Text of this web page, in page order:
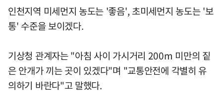
인천지역 미세먼지 농도는 '좋음', 초미세먼지 농도는 '보
통' 수준을 보이겠다.
기상청 관계자는 "아침 사이 가시거리 200m 미만의 짙
은 안개가 끼는 곳이 있겠다"며 "교통안전에 각별히 유
의하기 바란다"고 말했다.